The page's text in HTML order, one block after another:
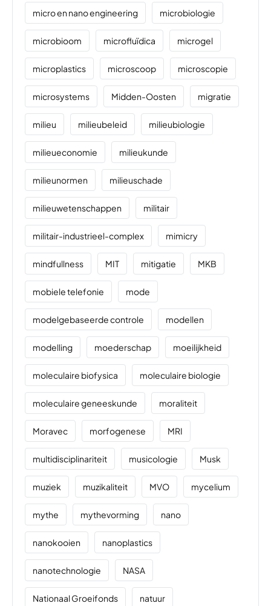
micro en nano engineering microbiologie
microbioom microfluïdica microgel
microplastics microscoop microscopie
microsystems Midden-Oosten migratie
milieu milieubeleid milieubiologie
milieueconomie milieukunde
milieunormen milieuschade
milieuwetenschappen militair
militair-industrieel-complex mimicry
mindfullness MIT mitigatie MKB
mobiele telefonie mode
modelgebaseerde controle modellen
modelling moederschap moeilijkheid
moleculaire biofysica moleculaire biologie
moleculaire geneeskunde moraliteit
Moravec morfogenese MRI
multidisciplinariteit musicologie Musk
muziek muzikaliteit MVO mycelium
mythe mythevorming nano
nanokooien nanoplastics
nanotechnologie NASA
Nationaal Groeifonds natuur